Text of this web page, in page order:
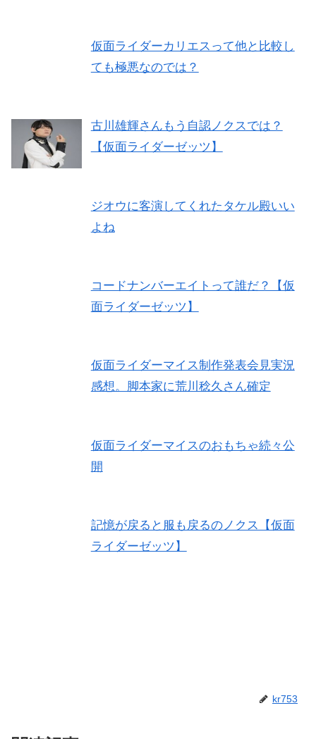
仮面ライダーカリエスって他と比較し
ても極悪なのでは？
古川雄輝さんもう自認ノクスでは？
【仮面ライダーゼッツ】
ジオウに客演してくれたタケル殿いい
よね
コードナンバーエイトって誰だ？【仮
面ライダーゼッツ】
仮面ライダーマイス制作発表会見実況
感想。脚本家に荒川稔久さん確定
仮面ライダーマイスのおもちゃ続々公
開
記憶が戻ると服も戻るのノクス【仮面
ライダーゼッツ】
kr753